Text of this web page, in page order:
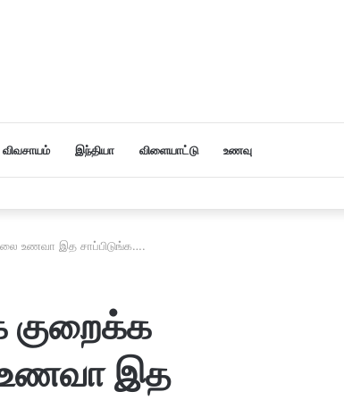
விவசாயம் இந்தியா விளையாட்டு உணவு
வருகை….
உணவா இத சாப்பிடுங்க….
குறைக்க
உணவா இத